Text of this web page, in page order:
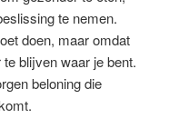
te nemen.
doen, maar omdat
blijven waar je bent.
beloning die